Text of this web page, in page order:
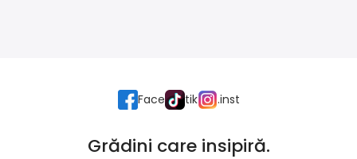
Face tik .inst
Grădini care insipiră.